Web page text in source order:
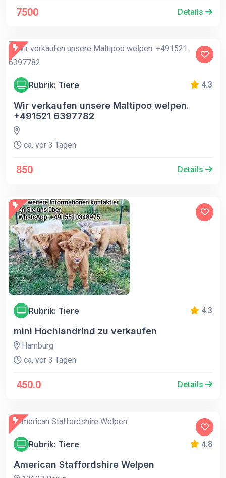
7500 Details
Rubrik: Tiere 4.3
Wir verkaufen unsere Maltipoo welpen.
+491521 6397782
ca. vor 3 Tagen
850 Details
Rubrik: Tiere 4.3
mini Hochlandrind zu verkaufen
Hamburg
ca. vor 3 Tagen
450.0 Details
Rubrik: Tiere 4.8
American Staffordshire Welpen